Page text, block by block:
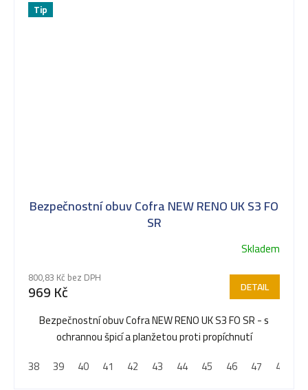
Tip
Bezpečnostní obuv Cofra NEW RENO UK S3 FO
SR
hodnocení
produktu
je
5,0
hvězdiček.
Skladem
800,83 Kč bez DPH
969 Kč DETAIL
Bezpečnostní obuv Cofra NEW RENO UK S3 FO SR - s
ochrannou špicí a planžetou proti propíchnutí
38
39 40 41 42 43 44 45 46 47 48